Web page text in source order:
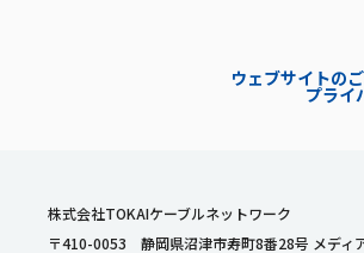
ウェブサイトの
プライ
株式会社TOKAIケーブルネットワーク
〒410-0053 静岡県沼津市寿町8番28号 メディ